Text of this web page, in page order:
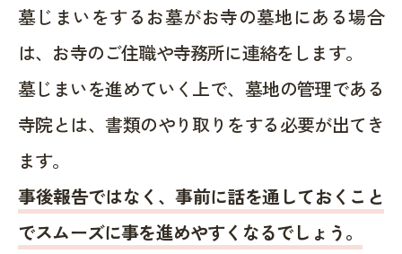
墓じまいをするお墓がお寺の墓地にある場合
は、お寺のご住職や寺務所に連絡をします。
墓じまいを進めていく上で、墓地の管理である
寺院とは、書類のやり取りをする必要が出てき
ます。
事後報告ではなく、事前に話を通しておくこと
でスムーズに事を進めやすくなるでしょう。